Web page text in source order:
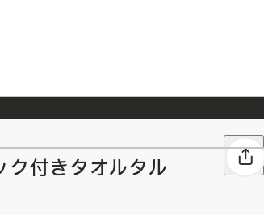
『ONE PIECE magazine 021 ONE PIECEカード付き同梱版』発売延期のご案内
付きタオルタル